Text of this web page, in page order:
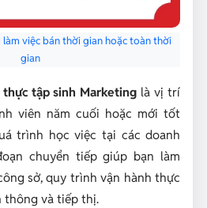
việc bán thời gian hoặc toàn thời
gian
tập sinh Marketing là vị trí
viên năm cuối hoặc mới tốt
trình học việc tại các doanh
chuyển tiếp giúp bạn làm
sở, quy trình vận hành thực
thông và tiếp thị.